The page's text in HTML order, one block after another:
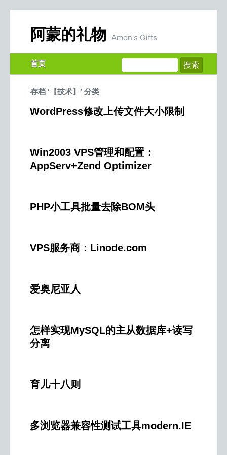
阿蒙的礼物 Amon's Gifts
首页
存档 ‘【技术】’ 分类
WordPress修改上传文件大小限制
Win2003 VPS管理和配置：
AppServ+Zend Optimizer
PHP小工具批量去除BOM头
VPS服务商：Linode.com
爱奥尼亚人
怎样实现MySQL的主从数据库+读写
分离
育儿十八则
多浏览器兼容性测试工具modern.IE